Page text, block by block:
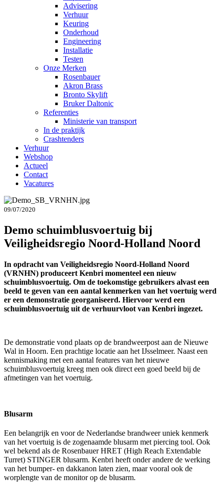
Advisering
Verhuur
Keuring
Onderhoud
Engineering
Installatie
Testen
Onze Merken
Rosenbauer
Akron Brass
Bronto Skylift
Bruker Daltonic
Referenties
Ministerie van transport
In de praktijk
Crashtenders
Verhuur
Webshop
Actueel
Contact
Vacatures
09/07/2020
Demo schuimblusvoertuig bij
Veiligheidsregio Noord-Holland Noord
In opdracht van Veiligheidsregio Noord-Holland Noord
(VRNHN) produceert Kenbri momenteel een nieuw
schuimblusvoertuig. Om de toekomstige gebruikers alvast een
beeld te geven van een aantal kenmerken van het voertuig werd
er een demonstratie georganiseerd. Hiervoor werd een
schuimblusvoertuig uit de verhuurvloot van Kenbri ingezet.
De demonstratie vond plaats op de brandweerpost aan de Nieuwe
Wal in Hoorn. Een prachtige locatie aan het IJsselmeer. Naast een
kennismaking met een aantal features van het nieuwe
schuimblusvoertuig kreeg men ook direct een goed beeld bij de
afmetingen van het voertuig.
Blusarm
Een belangrijk en voor de Nederlandse brandweer uniek kenmerk
van het voertuig is de zogenaamde blusarm met piercing tool. Ook
wel bekend als de Rosenbauer HRET (High Reach Extendable
Turret) STINGER blusarm. Kenbri heeft onder andere de werking
van het bumper- en dakkanon laten zien, maar vooral ook de
worplengte van de monitor op de blusarm.